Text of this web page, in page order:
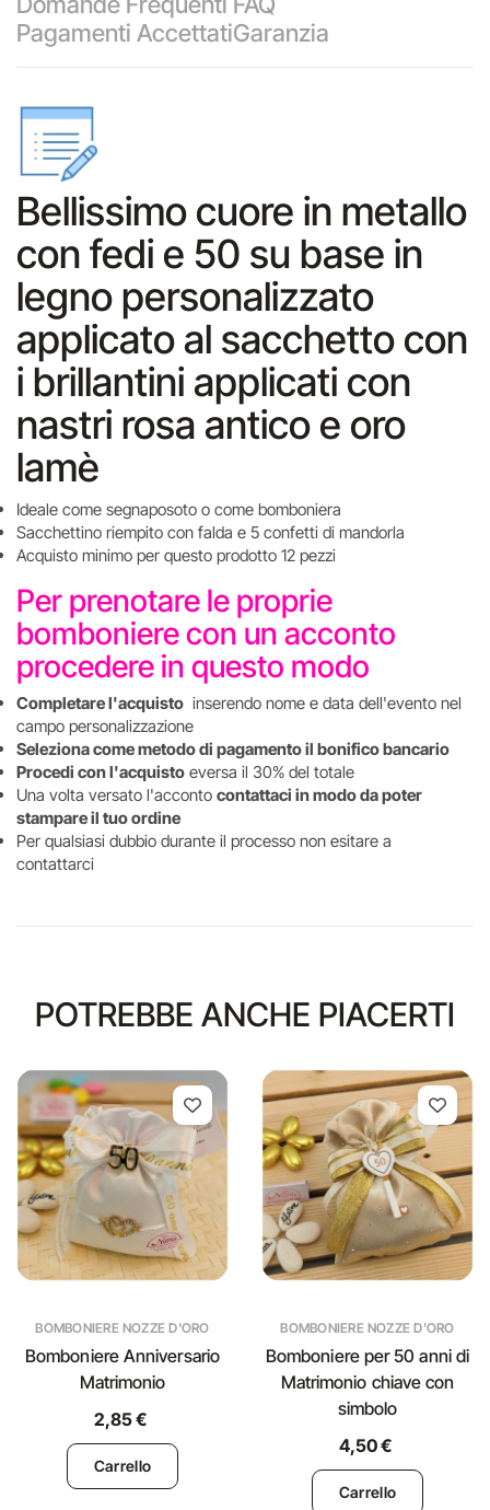
Pagamenti AccettatiGaranzia
Bellissimo cuore in metallo
con fedi e 50 su base in
legno personalizzato
applicato al sacchetto con
i brillantini applicati con
nastri rosa antico e oro
lamè
Ideale come segnaposoto o come bomboniera
Sacchettino riempito con falda e 5 confetti di mandorla
Acquisto minimo per questo prodotto 12 pezzi
Per prenotare le proprie
bomboniere con un acconto
procedere in questo modo
Completare l'acquisto inserendo nome e data dell'evento nel
campo personalizzazione
Seleziona come metodo di pagamento il bonifico bancario
Procedi con l'acquisto eversa il 30% del totale
Una volta versato l'acconto contattaci in modo da poter
stampare il tuo ordine
Per qualsiasi dubbio durante il processo non esitare a
contattarci
POTREBBE ANCHE PIACERTI
BOMBONIERE NOZZE D'ORO
Bomboniere Anniversario
Matrimonio
2,85 €
Carrello
BOMBONIERE NOZZE D'ORO
Bomboniere per 50 anni di
Matrimonio chiave con
simbolo
4,50 €
Carrello